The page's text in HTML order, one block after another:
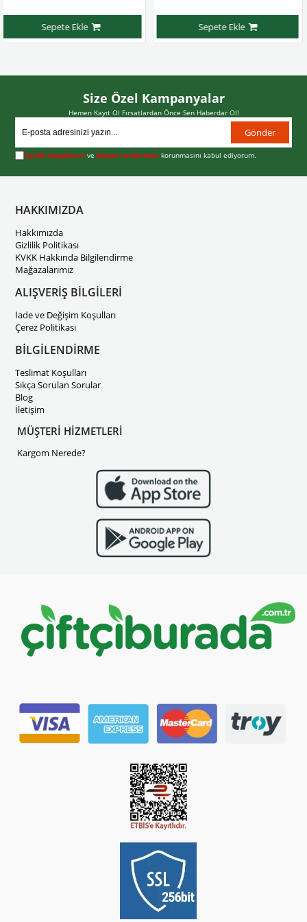
Size Özel Kampanyalar
Hemen Kayıt Ol Fırsatlardan Önce Sen Haberdar Ol!
Gönder
Üyelik koşullarını vekişisel verilerimin korunmasını kabul ediyorum.
HAKKIMIZDA
Hakkımızda
Gizlilik Politikası
KVKK Hakkında Bilgilendirme
Mağazalarımız
ALIŞVERİŞ BİLGİLERİ
İade ve Değişim Koşulları
Çerez Politikası
BİLGİLENDİRME
Teslimat Koşulları
Sıkça Sorulan Sorular
Blog
İletişim
MÜŞTERİ HİZMETLERİ
Kargom Nerede?